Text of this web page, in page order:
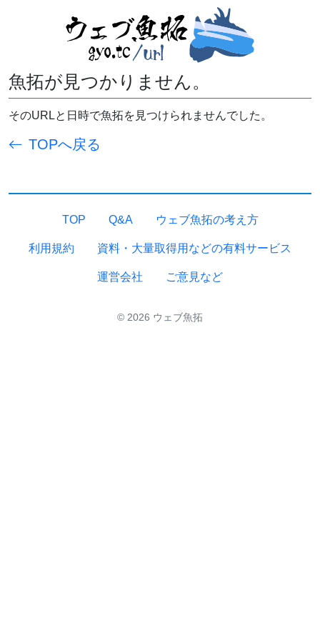
魚拓が見つかりません。
そのURLと日時で魚拓を見つけられませんでした。
TOPへ戻る
TOP Q&A ウェブ魚拓の考え方
利用規約 資料・大量取得用などの有料サービス
運営会社 ご意見など
© 2026 ウェブ魚拓